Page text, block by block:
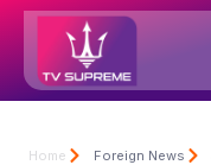
Home Foreign News